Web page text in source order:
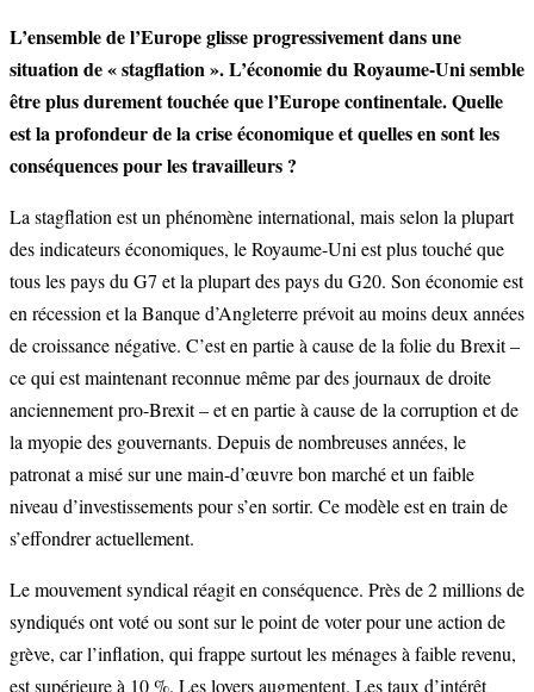
L’ensemble de l’Europe glisse progressivement dans une
situation de « stagflation ». L’économie du Royaume-Uni semble
être plus durement touchée que l’Europe continentale. Quelle
est la profondeur de la crise économique et quelles en sont les
conséquences pour les travailleurs ?
La stagflation est un phénomène international, mais selon la plupart
des indicateurs économiques, le Royaume-Uni est plus touché que
tous les pays du G7 et la plupart des pays du G20. Son économie est
en récession et la Banque d’Angleterre prévoit au moins deux années
de croissance négative. C’est en partie à cause de la folie du Brexit –
ce qui est maintenant reconnue même par des journaux de droite
anciennement pro-Brexit – et en partie à cause de la corruption et de
la myopie des gouvernants. Depuis de nombreuses années, le
patronat a misé sur une main-d’œuvre bon marché et un faible
niveau d’investissements pour s’en sortir. Ce modèle est en train de
s’effondrer actuellement.
Le mouvement syndical réagit en conséquence. Près de 2 millions de
syndiqués ont voté ou sont sur le point de voter pour une action de
grève, car l’inflation, qui frappe surtout les ménages à faible revenu,
est supérieure à 10 %. Les loyers augmentent. Les taux d’intérêt